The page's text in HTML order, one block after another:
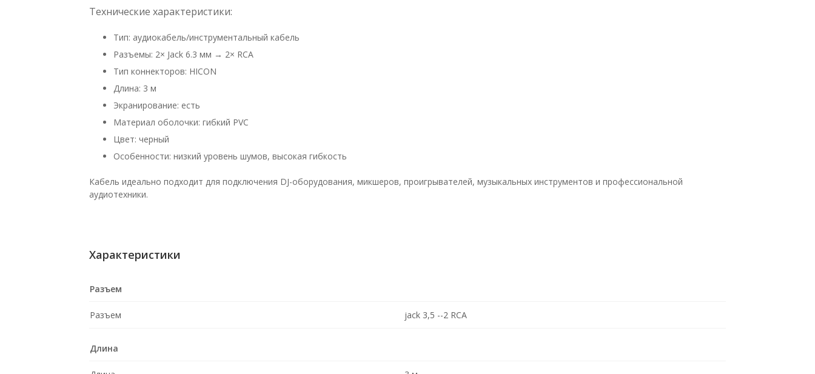
Технические характеристики:
Тип: аудиокабель/инструментальный кабель
Разъемы: 2× Jack 6.3 мм → 2× RCA
Тип коннекторов: HICON
Длина: 3 м
Экранирование: есть
Материал оболочки: гибкий PVC
Цвет: черный
Особенности: низкий уровень шумов, высокая гибкость
Кабель идеально подходит для подключения DJ-оборудования, микшеров, проигрывателей, музыкальных инструментов и профессиональной
аудиотехники.
Характеристики
Разъем
Разъем jack 3,5 --2 RCA
Длина